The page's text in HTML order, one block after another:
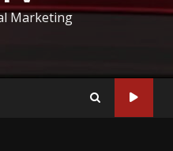
Marketing